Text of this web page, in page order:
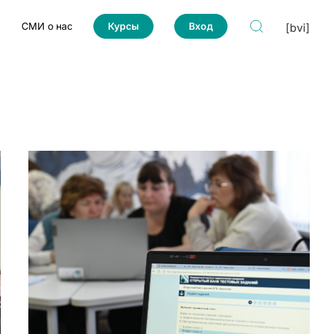
СМИ о нас Курсы Вход [bvi]